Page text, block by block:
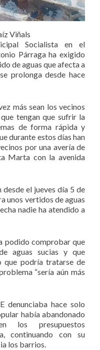
Viñals
Socialista en el
Párraga ha exigido
de aguas que afecta a
prolonga desde hace
más sean los vecinos
tengan que sufrir la
de forma rápida y
durante estos días han
por una avería de
Marta con la avenida
el jueves día 5 de
unos vertidos de aguas
nadie ha atendido a
podido comprobar que
aguas sucias y que
que podría tratarse de
“sería aún más
denunciaba hace solo
había abandonado
los presupuestos
continuando con su
los barrios.